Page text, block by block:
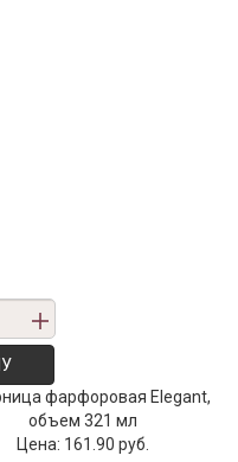
фарфоровая Elegant,
объем 321 мл
Цена: 161.90 руб.